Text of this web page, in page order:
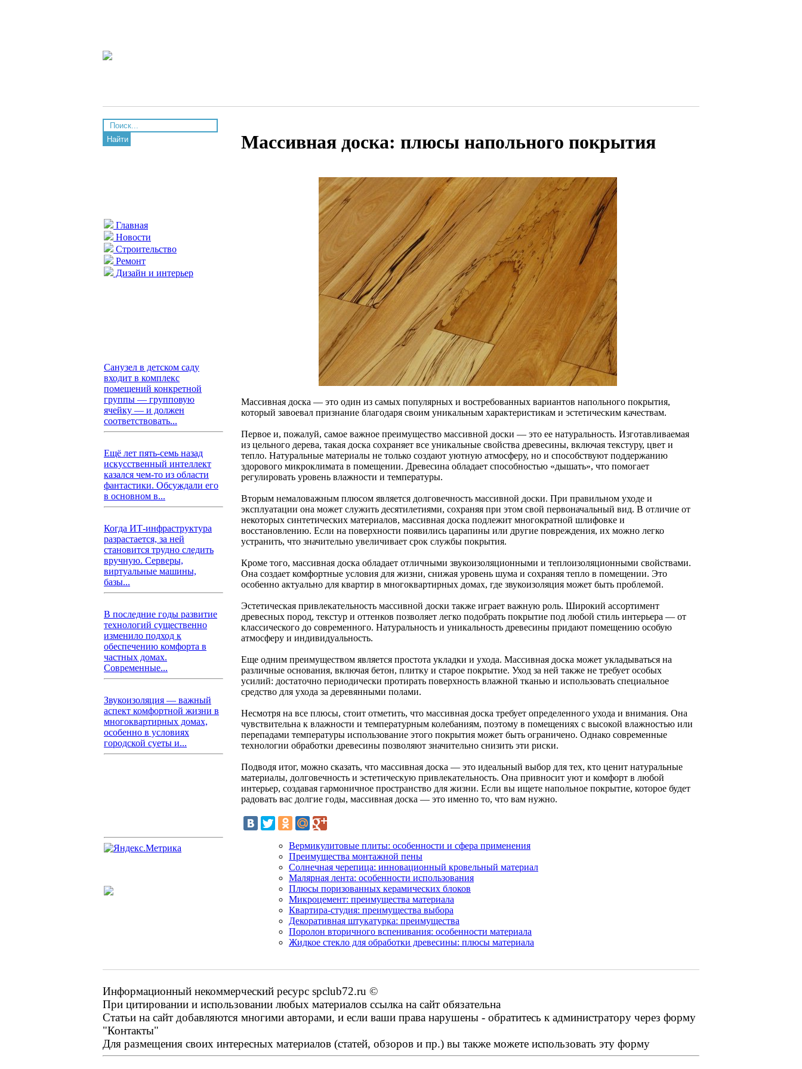
Найти
Главная
Новости
Строительство
Ремонт
Дизайн и интерьер
Санузел в детском саду
входит в комплекс
помещений конкретной
группы — групповую
ячейку — и должен
соответствовать...
Ещё лет пять-семь назад
искусственный интеллект
казался чем-то из области
фантастики. Обсуждали его
в основном в...
Когда ИТ-инфраструктура
разрастается, за ней
становится трудно следить
вручную. Серверы,
виртуальные машины,
базы...
В последние годы развитие
технологий существенно
изменило подход к
обеспечению комфорта в
частных домах.
Современные...
Звукоизоляция — важный
аспект комфортной жизни в
многоквартирных домах,
особенно в условиях
городской суеты и...
Массивная доска: плюсы напольного покрытия
Массивная доска — это один из самых популярных и востребованных вариантов напольного покрытия,
который завоевал признание благодаря своим уникальным характеристикам и эстетическим качествам.
Первое и, пожалуй, самое важное преимущество массивной доски — это ее натуральность. Изготавливаемая
из цельного дерева, такая доска сохраняет все уникальные свойства древесины, включая текстуру, цвет и
тепло. Натуральные материалы не только создают уютную атмосферу, но и способствуют поддержанию
здорового микроклимата в помещении. Древесина обладает способностью «дышать», что помогает
регулировать уровень влажности и температуры.
Вторым немаловажным плюсом является долговечность массивной доски. При правильном уходе и
эксплуатации она может служить десятилетиями, сохраняя при этом свой первоначальный вид. В отличие от
некоторых синтетических материалов, массивная доска подлежит многократной шлифовке и
восстановлению. Если на поверхности появились царапины или другие повреждения, их можно легко
устранить, что значительно увеличивает срок службы покрытия.
Кроме того, массивная доска обладает отличными звукоизоляционными и теплоизоляционными свойствами.
Она создает комфортные условия для жизни, снижая уровень шума и сохраняя тепло в помещении. Это
особенно актуально для квартир в многоквартирных домах, где звукоизоляция может быть проблемой.
Эстетическая привлекательность массивной доски также играет важную роль. Широкий ассортимент
древесных пород, текстур и оттенков позволяет легко подобрать покрытие под любой стиль интерьера — от
классического до современного. Натуральность и уникальность древесины придают помещению особую
атмосферу и индивидуальность.
Еще одним преимуществом является простота укладки и ухода. Массивная доска может укладываться на
различные основания, включая бетон, плитку и старое покрытие. Уход за ней также не требует особых
усилий: достаточно периодически протирать поверхность влажной тканью и использовать специальное
средство для ухода за деревянными полами.
Несмотря на все плюсы, стоит отметить, что массивная доска требует определенного ухода и внимания. Она
чувствительна к влажности и температурным колебаниям, поэтому в помещениях с высокой влажностью или
перепадами температуры использование этого покрытия может быть ограничено. Однако современные
технологии обработки древесины позволяют значительно снизить эти риски.
Подводя итог, можно сказать, что массивная доска — это идеальный выбор для тех, кто ценит натуральные
материалы, долговечность и эстетическую привлекательность. Она привносит уют и комфорт в любой
интерьер, создавая гармоничное пространство для жизни. Если вы ищете напольное покрытие, которое будет
радовать вас долгие годы, массивная доска — это именно то, что вам нужно.
Вермикулитовые плиты: особенности и сфера применения
Преимущества монтажной пены
Солнечная черепица: инновационный кровельный материал
Малярная лента: особенности использования
Плюсы поризованных керамических блоков
Микроцемент: преимущества материала
Квартира-студия: преимущества выбора
Декоративная штукатурка: преимущества
Поролон вторичного вспенивания: особенности материала
Жидкое стекло для обработки древесины: плюсы материала
Информационный некоммерческий ресурс spclub72.ru ©
При цитировании и использовании любых материалов ссылка на сайт обязательна
Статьи на сайт добавляются многими авторами, и если ваши права нарушены - обратитесь к администратору через форму
"Контакты"
Для размещения своих интересных материалов (статей, обзоров и пр.) вы также можете использовать эту форму